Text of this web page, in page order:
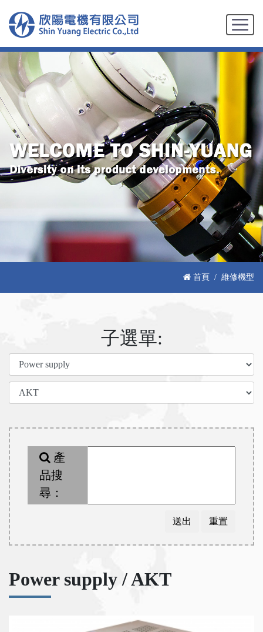
首頁 維修機型
子選單:
產
品搜
尋：
送出 重置
Power supply / AKT